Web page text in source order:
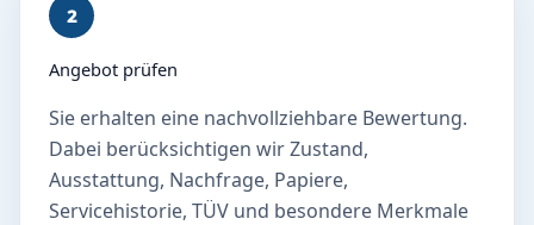
2
Angebot prüfen
Sie erhalten eine nachvollziehbare Bewertung.
Dabei berücksichtigen wir Zustand,
Ausstattung, Nachfrage, Papiere,
Servicehistorie, TÜV und besondere Merkmale